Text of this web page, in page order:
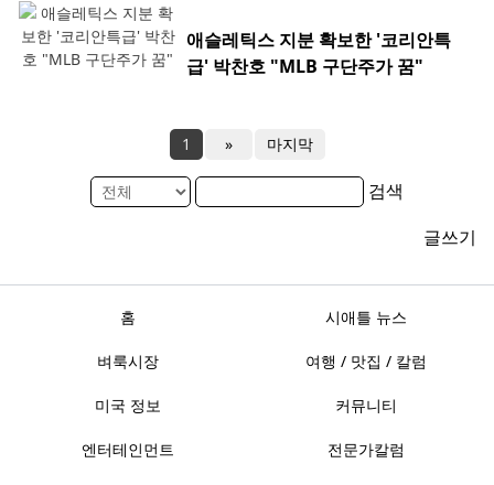
애슬레틱스 지분 확보한 '코리안특
급' 박찬호 "MLB 구단주가 꿈"
1 » 마지막
검색
글쓰기
홈 시애틀 뉴스
벼룩시장 여행 / 맛집 / 칼럼
미국 정보 커뮤니티
엔터테인먼트 전문가칼럼